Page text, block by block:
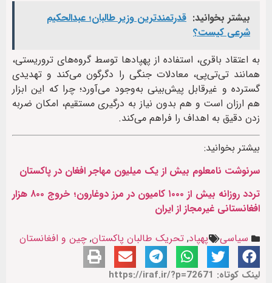
بیشتر بخوانید: قدرتمندترین وزیر طالبان؛ عبدالحکیم
شرعی کیست؟
به اعتقاد باقری، استفاده از پهپادها توسط گروه‌های تروریستی،
همانند تی‌تی‌پی، معادلات جنگی را دگرگون می‌کند و تهدیدی
گسترده و غیرقابل پیش‌بینی به‌وجود می‌آورد؛ چرا که این ابزار
هم ارزان است و هم بدون نیاز به درگیری مستقیم، امکان ضربه
زدن دقیق به اهداف را فراهم می‌کند.
بیشتر بخوانید:
سرنوشت نامعلوم بیش از یک میلیون مهاجر افغان در پاکستان
تردد روزانه بیش از ۱۰۰۰ کامیون در مرز دوغارون؛ خروج ۸۰۰ هزار
افغانستانی غیرمجاز از ایران
سیاسی
پهپاد, تحریک طالبان پاکستان, چین و افغانستان
لینک کوتاه: https://iraf.ir/?p=72671